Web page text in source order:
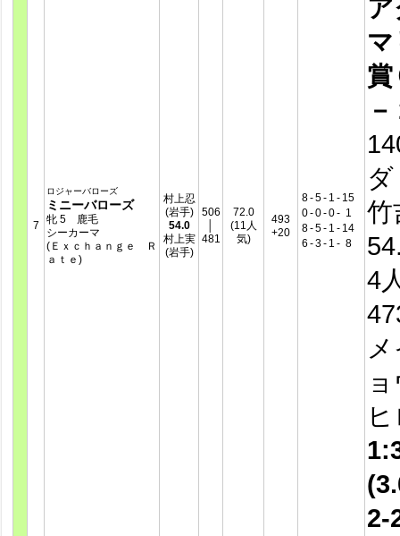
7
ロジャーバローズ
ミニーバローズ
牝 5 鹿毛
シーカーマ
(Ｅｘｃｈａｎｇｅ Ｒ
ａｔｅ)
村上忍
(岩手)
54.0
村上実
(岩手)
506
481
72.0
(11人
気)
493
+20
8-5- 1 - 15
0-0-0- 1
8-5- 1 - 14
6 -3- 1 - 8
賞
4
2-